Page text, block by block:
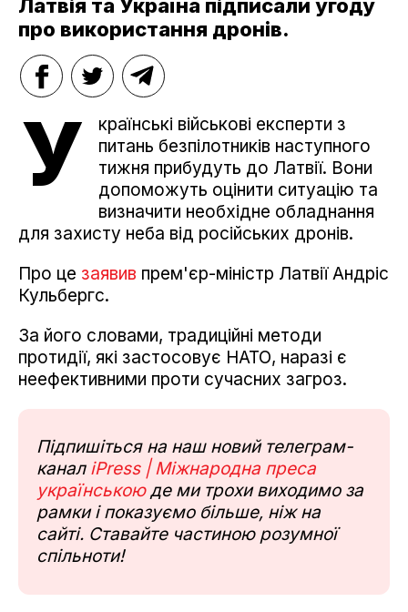
Латвія та Україна підписали угоду
про використання дронів.
У
країнські військові експерти з
питань безпілотників наступного
тижня прибудуть до Латвії. Вони
допоможуть оцінити ситуацію та
визначити необхідне обладнання
для захисту неба від російських дронів.
Про це заявив прем'єр-міністр Латвії Андріс
Кульбергс.
За його словами, традиційні методи
протидії, які застосовує НАТО, наразі є
неефективними проти сучасних загроз.
Підпишіться на наш новий телеграм-
канал iPress | Міжнародна преса
українськоюде ми трохи виходимо за
рамки і показуємо більше, ніж на
сайті. Ставайте частиною розумної
спільноти!